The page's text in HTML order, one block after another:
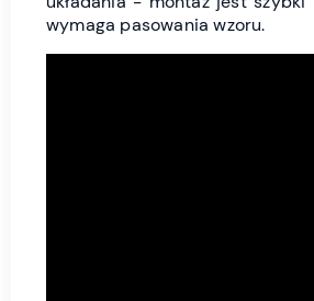
wymaga pasowania wzoru.